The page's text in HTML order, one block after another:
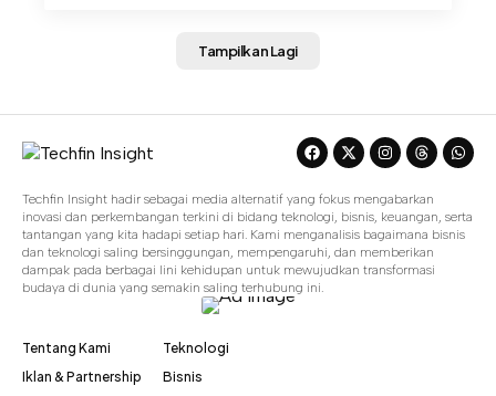
Tampilkan Lagi
Techfin Insight hadir sebagai media alternatif yang fokus mengabarkan
inovasi dan perkembangan terkini di bidang teknologi, bisnis, keuangan, serta
tantangan yang kita hadapi setiap hari. Kami menganalisis bagaimana bisnis
dan teknologi saling bersinggungan, mempengaruhi, dan memberikan
dampak pada berbagai lini kehidupan untuk mewujudkan transformasi
budaya di dunia yang semakin saling terhubung ini.
Tentang Kami
Iklan & Partnership
Teknologi
Bisnis